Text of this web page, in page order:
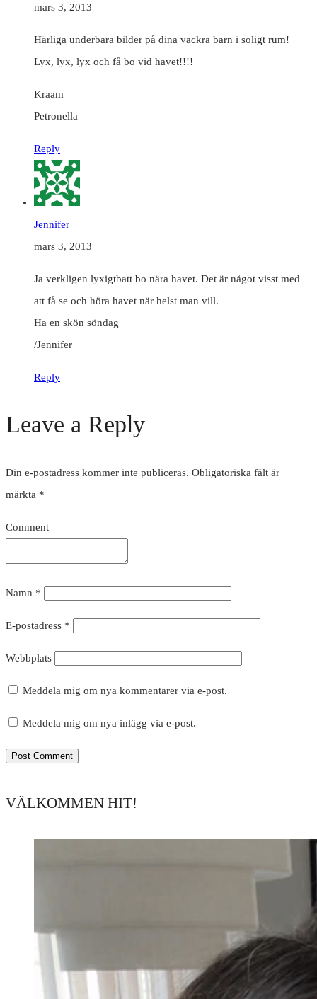
mars 3, 2013
Härliga underbara bilder på dina vackra barn i soligt rum!
Lyx, lyx, lyx och få bo vid havet!!!!
Kraam
Petronella
Reply
Jennifer
mars 3, 2013
Ja verkligen lyxigtbatt bo nära havet. Det är något visst med
att få se och höra havet när helst man vill.
Ha en skön söndag
/Jennifer
Reply
Leave a Reply
Din e-postadress kommer inte publiceras. Obligatoriska fält är
märkta *
Comment
Namn *
E-postadress *
Webbplats
Meddela mig om nya kommentarer via e-post.
Meddela mig om nya inlägg via e-post.
VÄLKOMMEN HIT!